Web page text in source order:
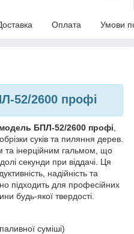
Оплата Умови
52/2600 профі
БПЛ-52/2600 профі
суків та пиляння дерев.
та інерційним гальмом, що
секунди при віддачі. Ця
надійність та
підходить для професійних
будь-якої твердості.
суміші)